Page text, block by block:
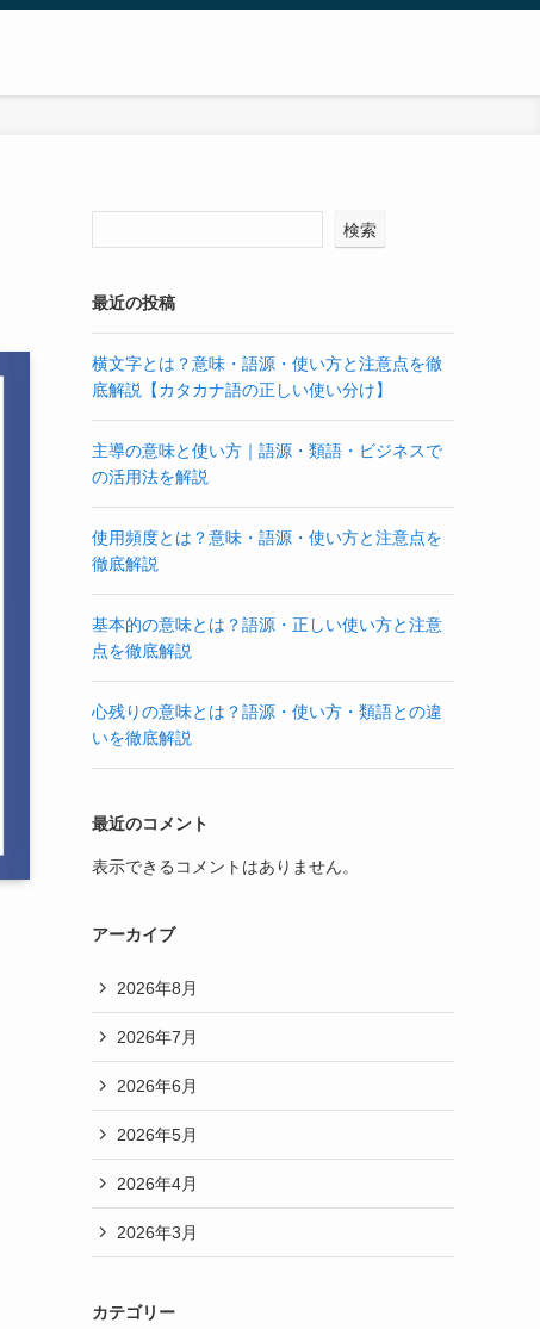
検索
最近の投稿
横文字とは？意味・語源・使い方と注意点を徹
底解説【カタカナ語の正しい使い分け】
主導の意味と使い方｜語源・類語・ビジネスで
の活用法を解説
使用頻度とは？意味・語源・使い方と注意点を
徹底解説
基本的の意味とは？語源・正しい使い方と注意
点を徹底解説
心残りの意味とは？語源・使い方・類語との違
いを徹底解説
最近のコメント
表示できるコメントはありません。
アーカイブ
2026年8月
2026年7月
2026年6月
2026年5月
2026年4月
2026年3月
カテゴリー